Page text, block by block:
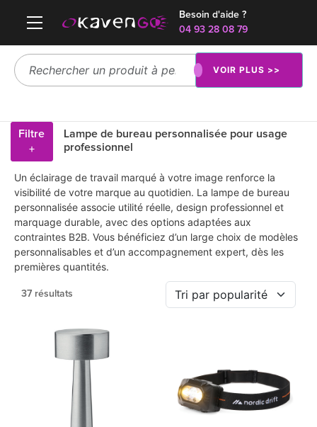
Besoin d'aide ?
04 93 28 08 79
VOIR PLUS >>
Filtre
+
Lampe de bureau personnalisée pour usage
professionnel
Un éclairage de travail marqué à votre image renforce la
visibilité de votre marque au quotidien. La lampe de bureau
personnalisée associe utilité réelle, design professionnel et
marquage durable, avec des options adaptées aux
contraintes B2B. Vous bénéficiez d’un large choix de modèles
personnalisables et d’un accompagnement expert, dès les
premières quantités.
37 résultats